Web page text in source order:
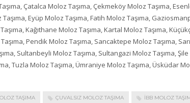
Çatalca Moloz Taşıma, Çekmeköy Moloz Taşıma,
Eyüp Moloz Taşıma, Fatih Moloz Taşıma,
Kağıthane Moloz Taşıma, Kartal Moloz Taşıma,
Pendik Moloz Taşıma, Sancaktepe Moloz Taşıma,
Sultanbeyli Moloz Taşıma, Sultangazi Moloz Taşıma, Şile
Tuzla Moloz Taşıma, Ümraniye Moloz Taşıma, Üsküdar
TAŞIMA ÇUVALSIZ MOLOZ TAŞIMA IBB MOLOZ